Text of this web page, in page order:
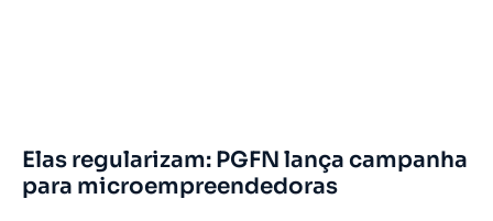
Elas regularizam: PGFN lança campanha
para microempreendedoras